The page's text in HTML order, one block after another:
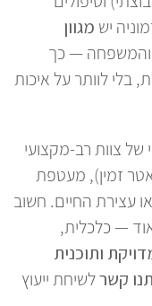
יש מגוון
והמשפחה — כך
בלי לוותר על איכות
של צוות רב-מקצועי
זמין), מעטפת
עצירת החיים. חשוב
— כלכלית,
ותוכנית
קשרלשיחת ייעוץ